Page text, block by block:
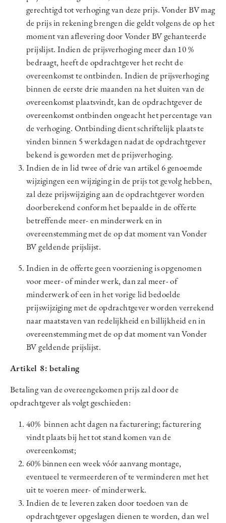
gerechtigd tot verhoging van deze prijs. Vonder BV mag
de prijs in rekening brengen die geldt volgens de op het
moment van aflevering door Vonder BV gehanteerde
prijslijst. Indien de prijsverhoging meer dan 10 %
bedraagt, heeft de opdrachtgever het recht de
overeenkomst te ontbinden. Indien de prijsverhoging
binnen de eerste drie maanden na het sluiten van de
overeenkomst plaatsvindt, kan de opdrachtgever de
overeenkomst ontbinden ongeacht het percentage van
de verhoging. Ontbinding dient schriftelijk plaats te
vinden binnen 5 werkdagen nadat de opdrachtgever
bekend is geworden met de prijsverhoging.
Indien de in lid twee of drie van artikel 6 genoemde
wijzigingen een wijziging in de prijs tot gevolg hebben,
zal deze prijswijziging aan de opdrachtgever worden
doorberekend conform het bepaalde in de offerte
betreffende meer- en minderwerk en in
overeenstemming met de op dat moment van Vonder
BV geldende prijslijst.
Indien in de offerte geen voorziening is opgenomen
voor meer- of minder werk, dan zal meer- of
minderwerk of een in het vorige lid bedoelde
prijswijziging met de opdrachtgever worden verrekend
naar maatstaven van redelijkheid en billijkheid en in
overeenstemming met de op dat moment van Vonder
BV geldende prijslijst.
Artikel 8: betaling
Betaling van de overeengekomen prijs zal door de
opdrachtgever als volgt geschieden:
40% binnen acht dagen na facturering; facturering
vindt plaats bij het tot stand komen van de
overeenkomst;
60% binnen een week vóór aanvang montage,
eventueel te vermeerderen of te verminderen met het
uit te voeren meer- of minderwerk.
Indien de te leveren zaken door toedoen van de
opdrachtgever opgeslagen dienen te worden, dan wel